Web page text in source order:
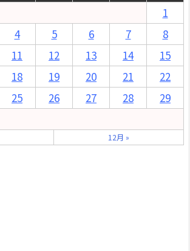
1
4 5 6 7
8
11 12 13 14
15
18 19 20 21
22
25 26 27 28
29
12月 »